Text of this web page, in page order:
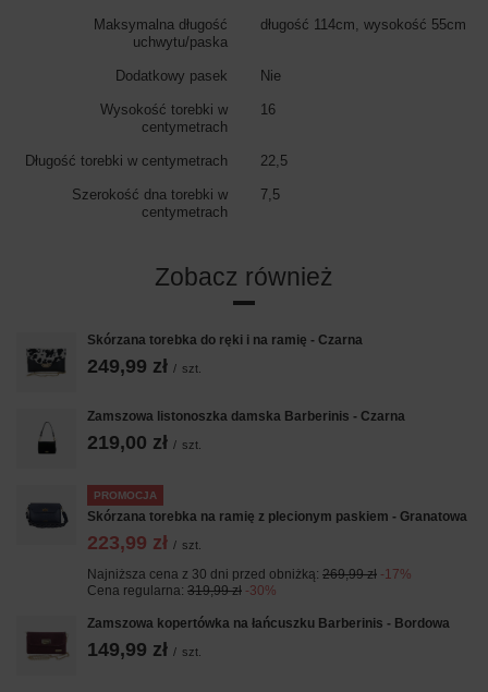
Maksymalna długość
uchwytu/paska
długość 114cm, wysokość 55cm
Dodatkowy pasek Nie
Wysokość torebki w
centymetrach
16
Długość torebki w centymetrach 22,5
Szerokość dna torebki w
centymetrach
7,5
Zobacz również
Skórzana torebka do ręki i na ramię - Czarna
249,99 zł / szt.
Zamszowa listonoszka damska Barberinis - Czarna
219,00 zł / szt.
PROMOCJA
Skórzana torebka na ramię z plecionym paskiem - Granatowa
223,99 zł / szt.
Najniższa cena z 30 dni przed obniżką: 269,99 zł -17%
Cena regularna: 319,99 zł -30%
Zamszowa kopertówka na łańcuszku Barberinis - Bordowa
149,99 zł / szt.